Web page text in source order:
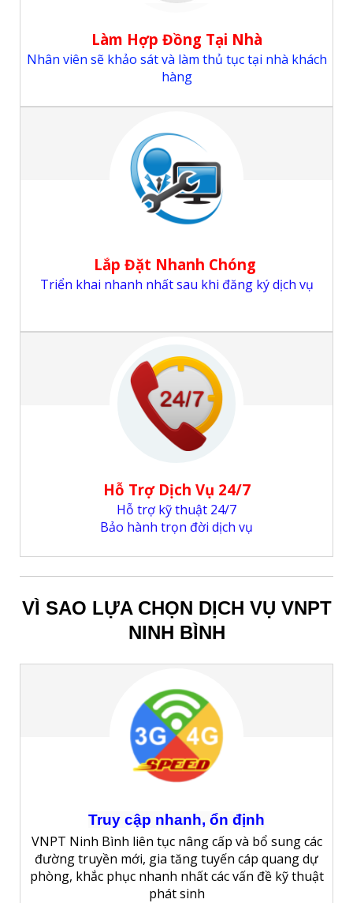
Làm Hợp Đồng Tại Nhà
Nhân viên sẽ khảo sát và làm thủ tục tại nhà khách
hàng
Lắp Đặt Nhanh Chóng
Triển khai nhanh nhất sau khi đăng ký dịch vụ
Hỗ Trợ Dịch Vụ 24/7
Hỗ trợ kỹ thuật 24/7
Bảo hành trọn đời dịch vụ
VÌ SAO LỰA CHỌN DỊCH VỤ VNPT
NINH BÌNH
Truy cập nhanh, ổn định
VNPT Ninh Bình liên tục nâng cấp và bổ sung các
đường truyền mới, gia tăng tuyến cáp quang dự
phòng, khắc phục nhanh nhất các vấn đề kỹ thuật
phát sinh